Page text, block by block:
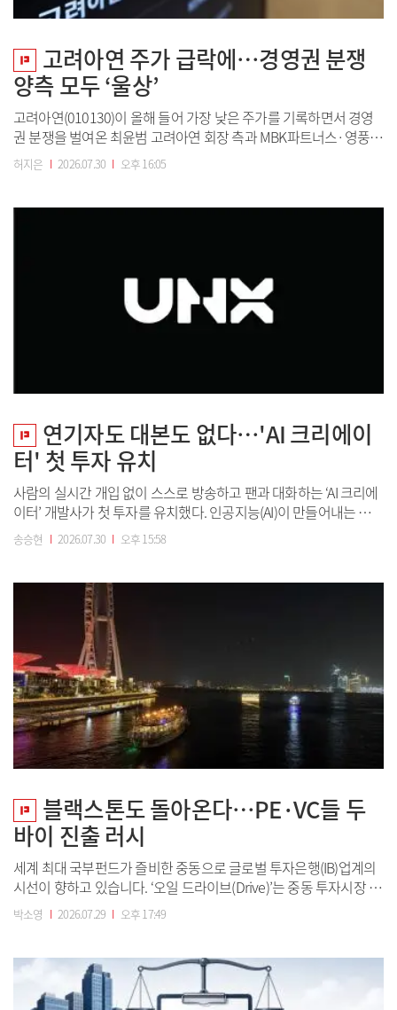
고려아연 주가 급락에…경영권 분쟁
양측 모두 ‘울상’
고려아연(010130)이 올해 들어 가장 낮은 주가를 기록하면서 경영
권 분쟁을 벌여온 최윤범 고려아연 회장 측과 MBK파트너스·영풍
연합의 부담이 일제히 커지고 있다. 증시 조정 국면이 이어지며 고려
아연 주가가 MBK의 평균 매입 단가와 최 회장 측의 대출 약정 기준
허지은 I 2026.07.30 I 오후 16:05
연기자도 대본도 없다…'AI 크리에이
터' 첫 투자 유치
사람의 실시간 개입 없이 스스로 방송하고 팬과 대화하는 ‘AI 크리에
이터’ 개발사가 첫 투자를 유치했다. 인공지능(AI)이 만들어내는 캐릭
터의 완성도보다, 그 캐릭터를 매일 라이브로 굴리며 팬 반응 데이터
를 축적하는 ‘운영 역량’에 벤처캐피탈(VC) 자금이 붙기 시작했다는
스타트업 언엑...
송승현 I 2026.07.30 I 오후 15:58
블랙스톤도 돌아온다…PE·VC들 두
바이 진출 러시
세계 최대 국부펀드가 즐비한 중동으로 글로벌 투자은행(IB)업계의
시선이 향하고 있습니다. ‘오일 드라이브(Drive)’는 중동 투자시장 소
식을 전하는 시리즈입니다. 오일머니에 뛰어드는 글로벌 투자사들
의 이야기와 석유 의존에서 벗어나 신기술 기반 투자에 집중하려는
소식도 전달합니다. [편...
박소영 I 2026.07.29 I 오후 17:49